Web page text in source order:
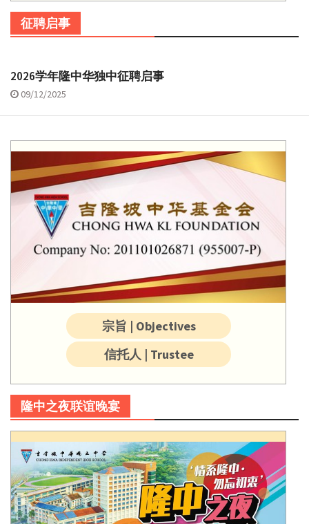
征聘启事
2026学年隆中华独中征聘启事
09/12/2025
宗旨 | Objectives
信托人 | Trustee
隆中之夜联谊晚宴